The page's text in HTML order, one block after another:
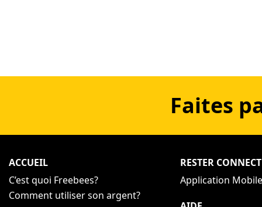
Faites
ACCUEIL
C’est quoi Freebees?
Comment utiliser son argent?
RESTER
Application Mobile